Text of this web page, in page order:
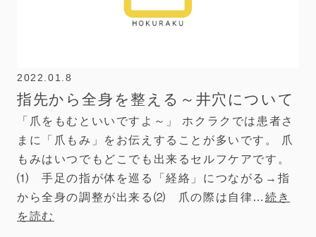
2022.01.8
指先から全身を整える～井穴について
「爪をもむといいですよ～」 ホクラクでは患者さ
まに「爪もみ」をお伝えすることが多いです。 爪
もみはいつでもどこでも出来るセルフケアです。
⑴ 手足の指が体を巡る「経絡」につながる→指
から全身の調整が出来る⑵ 爪の際は自律…続き
を読む